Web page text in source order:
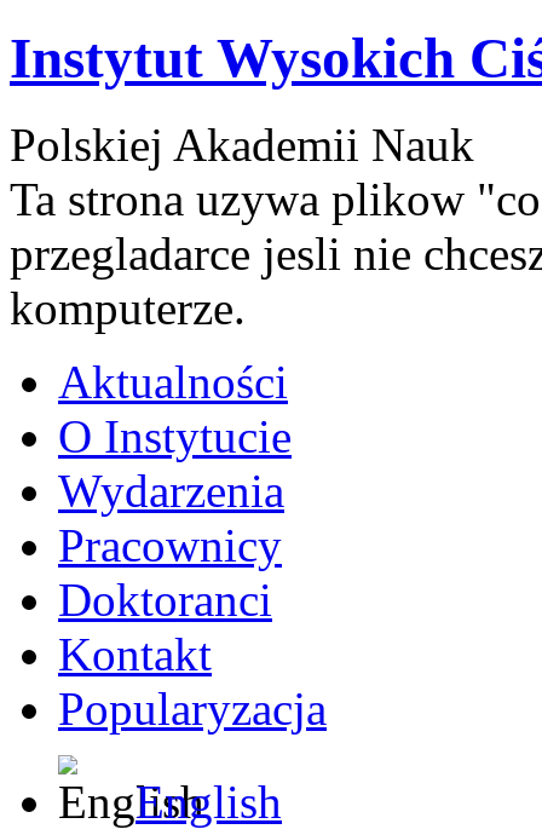
Instytut Wysokich
Polskiej Akademii Nauk
Ta strona uzywa plikow
przegladarce jesli nie
komputerze.
Aktualności
O Instytucie
Wydarzenia
Pracownicy
Doktoranci
Kontakt
Popularyzacja
English